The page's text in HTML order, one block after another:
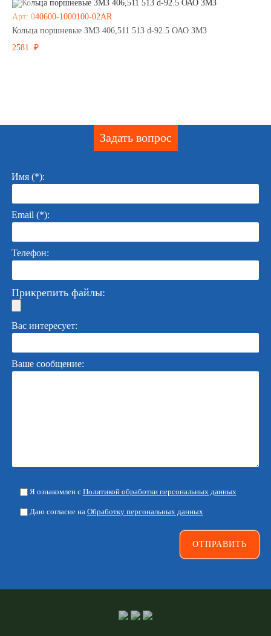
Арт: 040600-1000100-02AR
Кольца поршневые ЗМЗ 406,511 513 d-92.5 ОАО ЗМЗ
2581 ₽
Задать вопрос
Имя (*):
Email (*):
Телефон:
Прикрепить файлы:
Вас интересует:
Ваше сообщение:
Я ознакомлен с Политикой обработки персональных данных
Даю согласие на Обработку персональных данных